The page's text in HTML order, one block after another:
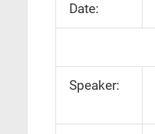
Date:
Speaker: